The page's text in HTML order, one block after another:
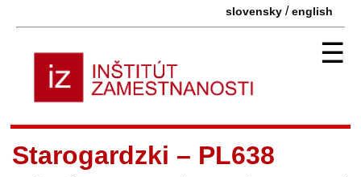
slovensky /english
☰
Starogardzki – PL638